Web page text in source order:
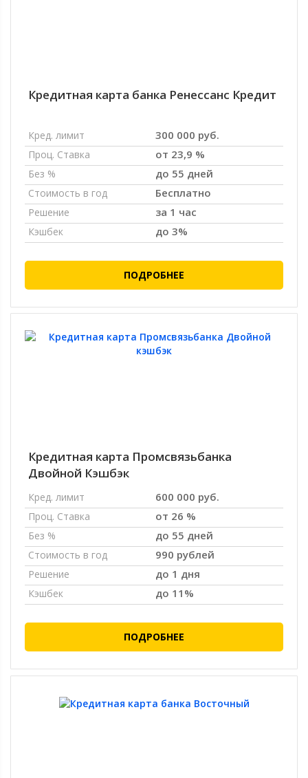
Кредитная карта банка Ренессанс Кредит
Кред. лимит 300 000 руб.
Проц. Ставка от 23,9 %
Без % до 55 дней
Стоимость в год Бесплатно
Решение за 1 час
Кэшбек до 3%
ПОДРОБНЕЕ
Кредитная карта Промсвязьбанка
Двойной Кэшбэк
Кред. лимит 600 000 руб.
Проц. Ставка от 26 %
Без % до 55 дней
Стоимость в год 990 рублей
Решение до 1 дня
Кэшбек до 11%
ПОДРОБНЕЕ